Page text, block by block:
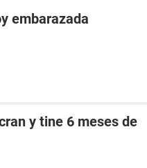
embarazada
y tine 6 meses de